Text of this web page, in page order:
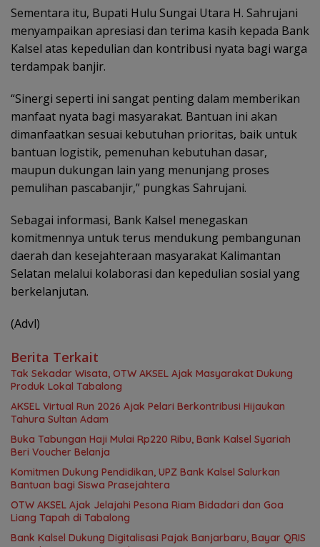
Sementara itu, Bupati Hulu Sungai Utara H. Sahrujani
menyampaikan apresiasi dan terima kasih kepada Bank
Kalsel atas kepedulian dan kontribusi nyata bagi warga
terdampak banjir.
“Sinergi seperti ini sangat penting dalam memberikan
manfaat nyata bagi masyarakat. Bantuan ini akan
dimanfaatkan sesuai kebutuhan prioritas, baik untuk
bantuan logistik, pemenuhan kebutuhan dasar,
maupun dukungan lain yang menunjang proses
pemulihan pascabanjir,” pungkas Sahrujani.
Sebagai informasi, Bank Kalsel menegaskan
komitmennya untuk terus mendukung pembangunan
daerah dan kesejahteraan masyarakat Kalimantan
Selatan melalui kolaborasi dan kepedulian sosial yang
berkelanjutan.
(Advl)
Berita Terkait
Tak Sekadar Wisata, OTW AKSEL Ajak Masyarakat Dukung
Produk Lokal Tabalong
AKSEL Virtual Run 2026 Ajak Pelari Berkontribusi Hijaukan
Tahura Sultan Adam
Buka Tabungan Haji Mulai Rp220 Ribu, Bank Kalsel Syariah
Beri Voucher Belanja
Komitmen Dukung Pendidikan, UPZ Bank Kalsel Salurkan
Bantuan bagi Siswa Prasejahtera
OTW AKSEL Ajak Jelajahi Pesona Riam Bidadari dan Goa
Liang Tapah di Tabalong
Bank Kalsel Dukung Digitalisasi Pajak Banjarbaru, Bayar QRIS